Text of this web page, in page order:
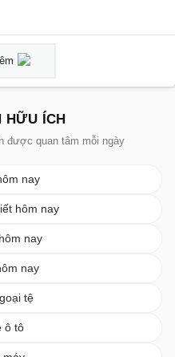
HỮU ÍCH
được quan tâm mỗi ngày
nay
hôm nay
nay
nay
tệ
ô tô